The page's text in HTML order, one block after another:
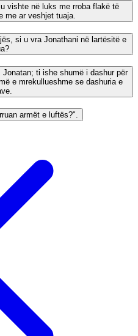
vishte në luks me rroba flakë të
me ar veshjet tuaja.
si u vra Jonathani në lartësitë e
ti ishe shumë i dashur për
e mrekullueshme se dashuria e
armët e luftës?".